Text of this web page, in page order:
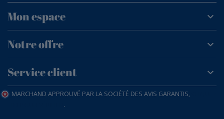
Mon espace
Notre offre
Service client
MARCHAND APPROUVÉ PAR LA SOCIÉTÉ DES AVIS GARANTIS,
.